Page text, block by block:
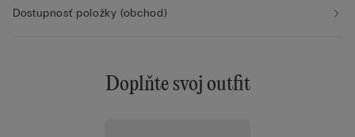
Dostupnosť položky (obchod)
Doplňte svoj outfit